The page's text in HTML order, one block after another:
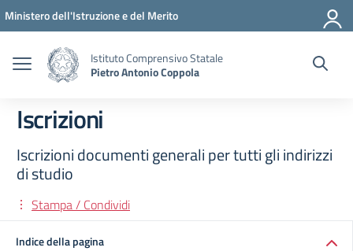
Vai ai contenuti
Vai al menu di navigazione
Vai al footer
Ministero dell'Istruzione e del Merito
Istituto Comprensivo Statale
Pietro Antonio Coppola
Iscrizioni
Iscrizioni documenti generali per tutti gli indirizzi
di studio
Stampa / Condividi
Indice della pagina